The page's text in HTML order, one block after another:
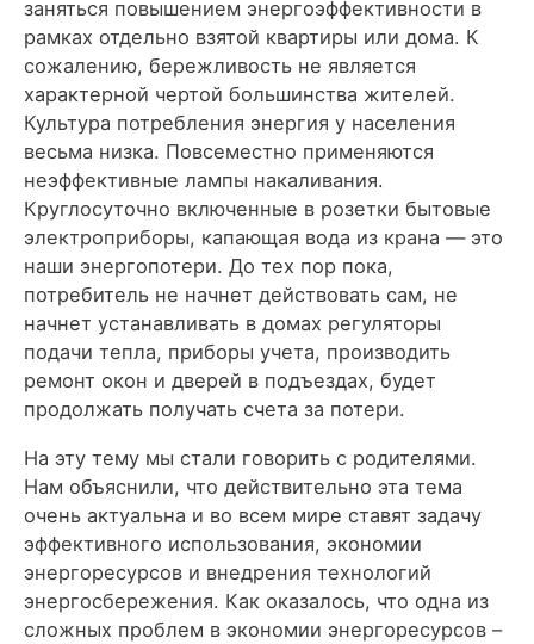
заняться повышением энергоэффективности в
рамках отдельно взятой квартиры или дома. К
сожалению, бережливость не является
характерной чертой большинства жителей.
Культура потребления энергия у населения
весьма низка. Повсеместно применяются
неэффективные лампы накаливания.
Круглосуточно включенные в розетки бытовые
электроприборы, капающая вода из крана — это
наши энергопотери. До тех пор пока,
потребитель не начнет действовать сам, не
начнет устанавливать в домах регуляторы
подачи тепла, приборы учета, производить
ремонт окон и дверей в подъездах, будет
продолжать получать счета за потери.
На эту тему мы стали говорить с родителями.
Нам объяснили, что действительно эта тема
очень актуальна и во всем мире ставят задачу
эффективного использования, экономии
энергоресурсов и внедрения технологий
энергосбережения. Как оказалось, что одна из
сложных проблем в экономии энергоресурсов –